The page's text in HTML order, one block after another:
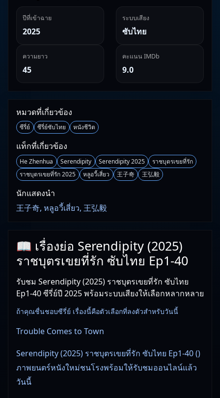
ปีที่เข้าฉาย
2025
ระบบเสียง
ซับไทย
ความยาว
45
คะแนน IMDb
9.0
หมวดที่เกี่ยวข้อง
ซีรี่ย์ ซีรี่ย์ซับไทย หนังชีวิต
แท็กที่เกี่ยวข้อง
He Zhenhua Serendipity Serendipity 2025
ราชบุตรเขยที่รัก
ราชบุตรเขยที่รัก 2025
หลูอวี้เสี่ยว 王子奇 王弘毅
นักแสดงนำ
王子奇, หลูอวี้เสี่ยว, 王弘毅
📖 เรื่องย่อ Serendipity (2025)
ราชบุตรเขยที่รัก ซับไทย Ep1-40
รับชม Serendipity (2025) ราชบุตรเขยที่รัก ซับไทย
Ep1-40 ซีรี่ย์ปี 2025 พร้อมระบบเสียงให้เลือกหลากหลาย
ถ้าคุณชื่นชอบซีรี่ย์ เรื่องนี้คือตัวเลือกที่ลงตัวสำหรับวันนี้
Trouble Comes to Town
Serendipity (2025) ราชบุตรเขยที่รัก ซับไทย Ep1-40 ()
ภาพยนตร์หนังใหม่ชนโรงพร้อมให้รับชมออนไลน์แล้ว
วันนี้